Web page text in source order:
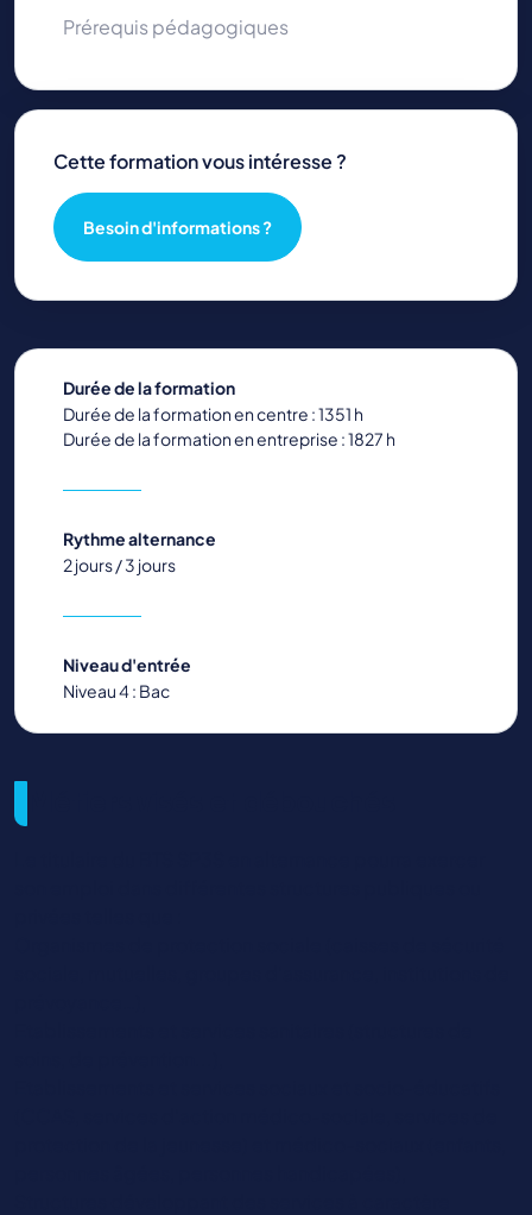
Durée de la formation
Durée de la formation en centre : 1351 h
Durée de la formation en entreprise : 1827 h
Rythme alternance
2 jours / 3 jours
Niveau d'entrée
Niveau 4 : Bac
Prérequis pédagogiques
Cette formation vous intéresse ?
Besoin d'informations ?